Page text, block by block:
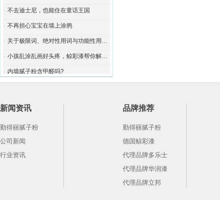
不再担心宝宝在墙上涂鸦
内墙腻子粉含甲醛吗?
杭州腻子粉应用广泛，刷墙要讲究技巧
品牌推荐
勤得丽腻子粉
德国鲸彩漆
代理品牌多乐士
代理品牌华润漆
代理品牌立邦
新闻资讯
勤得丽腻子粉
公司新闻
行业资讯